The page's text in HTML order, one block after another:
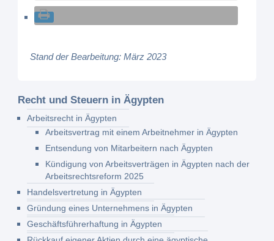
Stand der Bearbeitung: März 2023
Recht und Steuern in Ägypten
Arbeitsrecht in Ägypten
Arbeitsvertrag mit einem Arbeitnehmer in Ägypten
Entsendung von Mitarbeitern nach Ägypten
Kündigung von Arbeitsverträgen in Ägypten nach der
Arbeitsrechtsreform 2025
Handelsvertretung in Ägypten
Gründung eines Unternehmens in Ägypten
Geschäftsführerhaftung in Ägypten